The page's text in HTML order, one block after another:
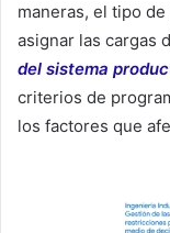
maneras, el tipo
asignar las cargas
del sistema
criterios de
los factores que